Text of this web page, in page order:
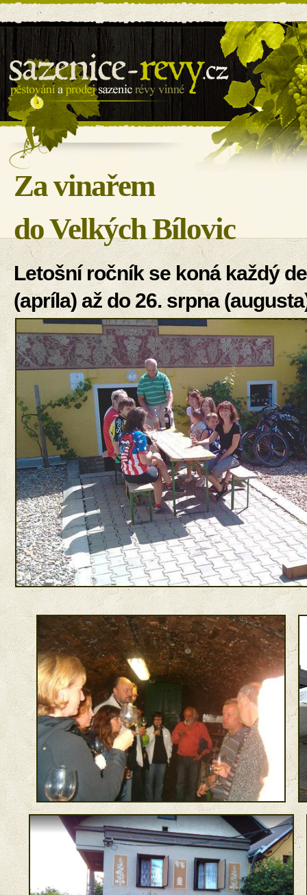
Sazenice révy - BILOVIN s.r.o.
Za vinařem
do Velkých Bílovic
Letošní ročník se koná každý
(apríla) až do 26. srpna